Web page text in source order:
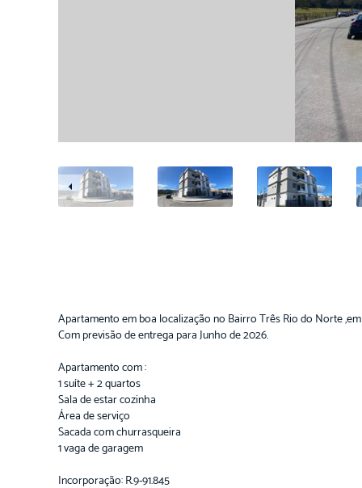
Apartamento em boa localização no Bairro Três Rio do Norte ,em
Com previsão de entrega para Junho de 2026.
Apartamento com :
1 suíte + 2 quartos
Sala de estar cozinha
Área de serviço
Sacada com churrasqueira
1 vaga de garagem
Incorporação: R.9-91.845